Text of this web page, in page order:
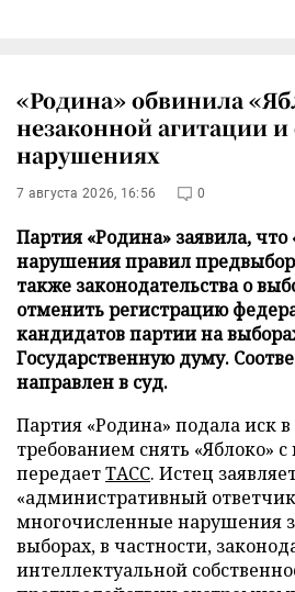
«Родина» обвинила
незаконной агитации
нарушениях
7 августа 2026, 16:56 0
Партия «Родина» заявила, что
нарушения правил
также законодательства о
отменить регистрацию
кандидатов партии на
Государственную думу.
направлен в суд.
Партия «Родина» подала иск
требованием снять «Яблоко»
передаетТАСС. Истец
«административный
многочисленные нарушения
выборах, в частности,
интеллектуальной